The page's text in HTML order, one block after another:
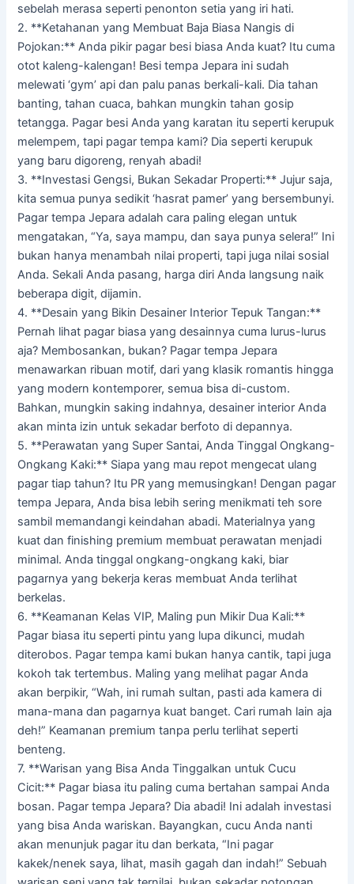
sebelah merasa seperti penonton setia yang iri hati.
2. **Ketahanan yang Membuat Baja Biasa Nangis di
Pojokan:** Anda pikir pagar besi biasa Anda kuat? Itu cuma
otot kaleng-kalengan! Besi tempa Jepara ini sudah
melewati ‘gym’ api dan palu panas berkali-kali. Dia tahan
banting, tahan cuaca, bahkan mungkin tahan gosip
tetangga. Pagar besi Anda yang karatan itu seperti kerupuk
melempem, tapi pagar tempa kami? Dia seperti kerupuk
yang baru digoreng, renyah abadi!
3. **Investasi Gengsi, Bukan Sekadar Properti:** Jujur saja,
kita semua punya sedikit ‘hasrat pamer’ yang bersembunyi.
Pagar tempa Jepara adalah cara paling elegan untuk
mengatakan, “Ya, saya mampu, dan saya punya selera!” Ini
bukan hanya menambah nilai properti, tapi juga nilai sosial
Anda. Sekali Anda pasang, harga diri Anda langsung naik
beberapa digit, dijamin.
4. **Desain yang Bikin Desainer Interior Tepuk Tangan:**
Pernah lihat pagar biasa yang desainnya cuma lurus-lurus
aja? Membosankan, bukan? Pagar tempa Jepara
menawarkan ribuan motif, dari yang klasik romantis hingga
yang modern kontemporer, semua bisa di-custom.
Bahkan, mungkin saking indahnya, desainer interior Anda
akan minta izin untuk sekadar berfoto di depannya.
5. **Perawatan yang Super Santai, Anda Tinggal Ongkang-
Ongkang Kaki:** Siapa yang mau repot mengecat ulang
pagar tiap tahun? Itu PR yang memusingkan! Dengan pagar
tempa Jepara, Anda bisa lebih sering menikmati teh sore
sambil memandangi keindahan abadi. Materialnya yang
kuat dan finishing premium membuat perawatan menjadi
minimal. Anda tinggal ongkang-ongkang kaki, biar
pagarnya yang bekerja keras membuat Anda terlihat
berkelas.
6. **Keamanan Kelas VIP, Maling pun Mikir Dua Kali:**
Pagar biasa itu seperti pintu yang lupa dikunci, mudah
diterobos. Pagar tempa kami bukan hanya cantik, tapi juga
kokoh tak tertembus. Maling yang melihat pagar Anda
akan berpikir, “Wah, ini rumah sultan, pasti ada kamera di
mana-mana dan pagarnya kuat banget. Cari rumah lain aja
deh!” Keamanan premium tanpa perlu terlihat seperti
benteng.
7. **Warisan yang Bisa Anda Tinggalkan untuk Cucu
Cicit:** Pagar biasa itu paling cuma bertahan sampai Anda
bosan. Pagar tempa Jepara? Dia abadi! Ini adalah investasi
yang bisa Anda wariskan. Bayangkan, cucu Anda nanti
akan menunjuk pagar itu dan berkata, “Ini pagar
kakek/nenek saya, lihat, masih gagah dan indah!” Sebuah